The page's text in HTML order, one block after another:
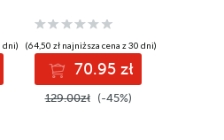
dni) (64,50 zł najniższa cena z 30 dni)
70.95 zł
129.00zł (-45%)